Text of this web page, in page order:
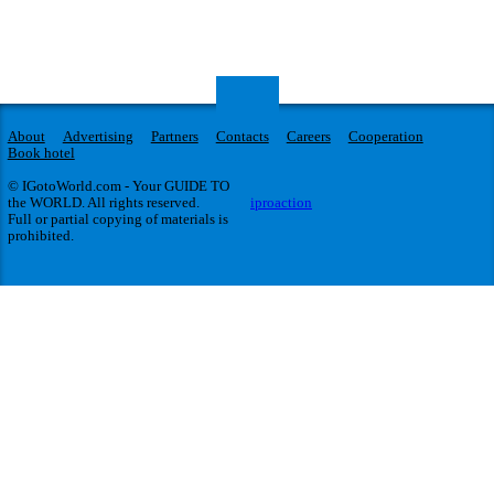
About Advertising Partners Contacts Careers
Cooperation
Book hotel
© IGotoWorld.com - Your GUIDE TO
the WORLD. All rights reserved.
Full or partial copying of materials is
prohibited.
iproaction